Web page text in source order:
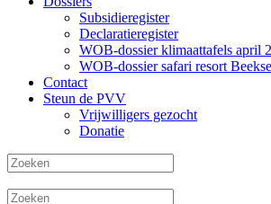
Subsidieregister
Declaratieregister
WOB-dossier klimaattafels april
WOB-dossier safari resort
Contact
Steun de PVV
Vrijwilligers gezocht
Donatie